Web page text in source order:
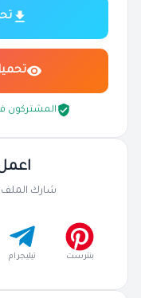
المشتركون
شارك الملف
بنترست تيليجرام